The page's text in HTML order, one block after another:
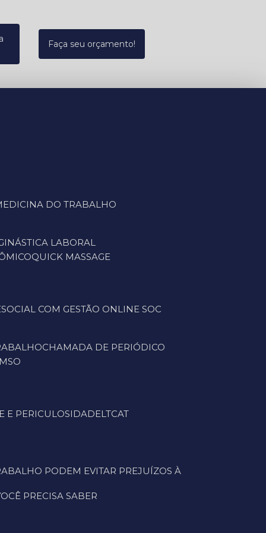
Faça seu orçamento!
DO TRABALHO
GINÁSTICA LABORAL
QUICK MASSAGE
ESOCIAL COM GESTÃO ONLINE SOC
CHAMADA DE PERIÓDICO
E PERICULOSIDADE LTCAT
PRECISA SABER